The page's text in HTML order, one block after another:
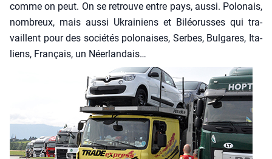
comme on peut. On se retrouve entre pays, aus­si. Polo­nais,
nom­breux, mais aus­si Ukrai­niens et Biléo­russes qui tra­
vaillent pour des socié­tés polo­naises, Serbes, Bul­gares, Ita­
liens, Fran­çais, un Néer­lan­dais…